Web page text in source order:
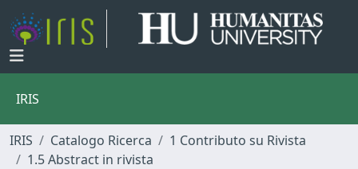
IRIS
IRIS Catalogo Ricerca
1 Contributo su Rivista
1.5 Abstract in rivista